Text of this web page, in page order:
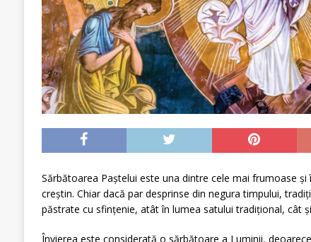
Sărbătoarea Paștelui este una dintre cele mai frumoase
creștin. Chiar dacă par desprinse din negura timpului,
păstrate cu sfințenie, atât în lumea satului tradițional, cât
Învierea este considerată o sărbătoare a Luminii,